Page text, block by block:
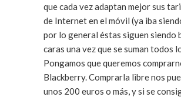
que cada vez adaptan mejor sus
de Internet en el móvil (ya iba
por lo general éstas siguen siendo
caras una vez que se suman todos
Pongamos que queremos
Blackberry. Comprarla libre nos
unos 200 euros o más, y si se